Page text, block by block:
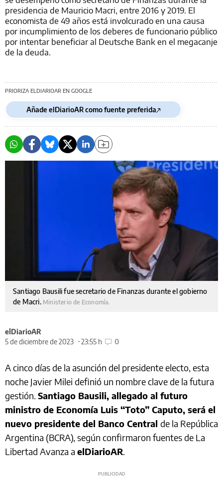
presidencia de Mauricio Macri, entre 2016 y 2019. El
economista de 49 años está involcurado en una causa
por incumplimiento de los deberes de funcionario público
por intentar beneficiar al Deutsche Bank en el megacanje
de la deuda.
PRIORIZA ELDIARIOAR EN GOOGLE
Añade elDiarioAR como fuente preferida
Santiago Bausili fue secretario de Finanzas durante el gobierno
de Macri. Ministerio de Economía.
elDiarioAR
5 de diciembre de 2023
23:55 h 0
A cinco días de la asunción del presidente electo, esta
noche Javier Milei definió un nombre clave de la futura
gestión. Santiago Bausili, allegado al futuro
ministro de Economía Luis “Toto” Caputo, será el
nuevo presidente del Banco Central de la República
Argentina (BCRA), según confirmaron fuentes de La
Libertad Avanza a elDiarioAR.